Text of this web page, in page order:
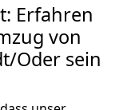
Erfahren
von
Oder sein